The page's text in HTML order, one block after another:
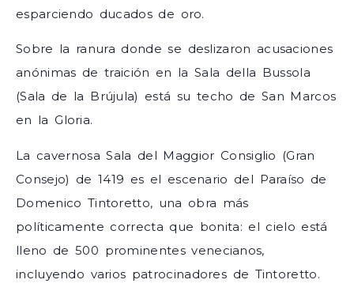
esparciendo ducados de oro.
Sobre la ranura donde se deslizaron acusaciones
anónimas de traición en la Sala della Bussola
(Sala de la Brújula) está su techo de San Marcos
en la Gloria.
La cavernosa Sala del Maggior Consiglio (Gran
Consejo) de 1419 es el escenario del Paraíso de
Domenico Tintoretto, una obra más
políticamente correcta que bonita: el cielo está
lleno de 500 prominentes venecianos,
incluyendo varios patrocinadores de Tintoretto.